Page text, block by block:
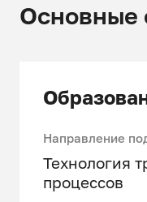
Основные
Направление
Технология
процессов